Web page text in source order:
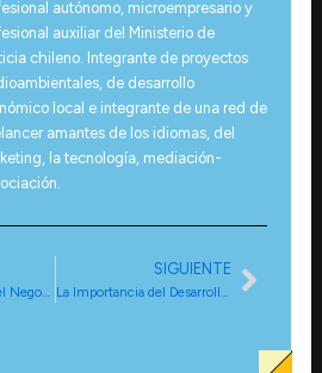
autónomo, microempresario y
auxiliar del Ministerio de
chileno. Integrante de proyectos
de desarrollo
local e integrante de una red de
amantes de los idiomas, del
la tecnología, mediación-
La Concentración del Negocio Comunal en la Región Metropolitana de Chile: Un Análisis Profundo (Articulo de: Una Gran Avenida)
SIGUIENTE
La Importancia del Desarrollo Productivo Comunal en Chile